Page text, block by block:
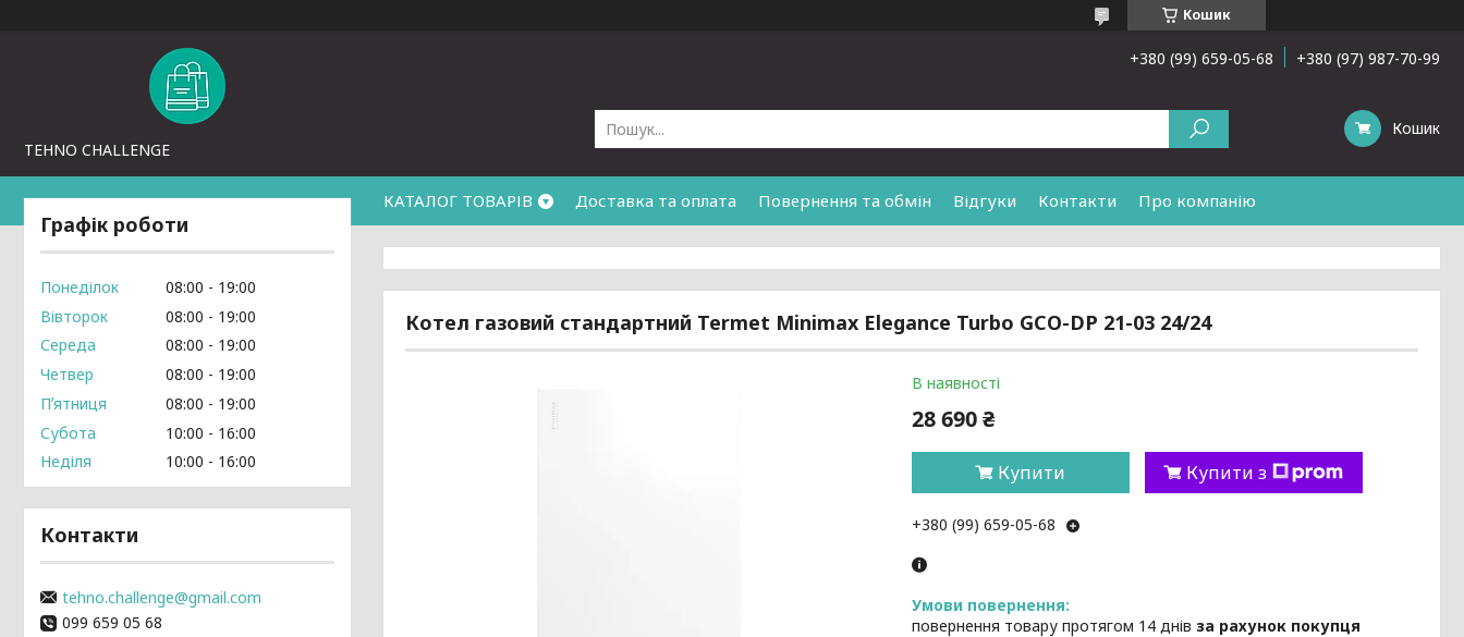
Кошик
TEHNO CHALLENGE
+380 (99) 659-05-68 +380 (97) 987-70-99
Кошик
КАТАЛОГ ТОВАРІВ Доставка та оплата Повернення та обмін Відгуки Контакти Про компанію
Котел газовий стандартний Termet Minimax Elegance Turbo GCO-DP 21-03 24/24
В наявності
28 690 ₴
Купити Купити з
+380 (99) 659-05-68
повернення товару протягом 14 днів за рахунок покупця
Графік роботи
Понеділок 08:00
19:00
Вівторок
08:00
19:00
Середа
08:00
19:00
Четвер
08:00
19:00
Пʼятниця
08:00
19:00
Субота
10:00
16:00
Неділя
10:00 16:00
Контакти
tehno.challenge@gmail.com
099 659 05 68